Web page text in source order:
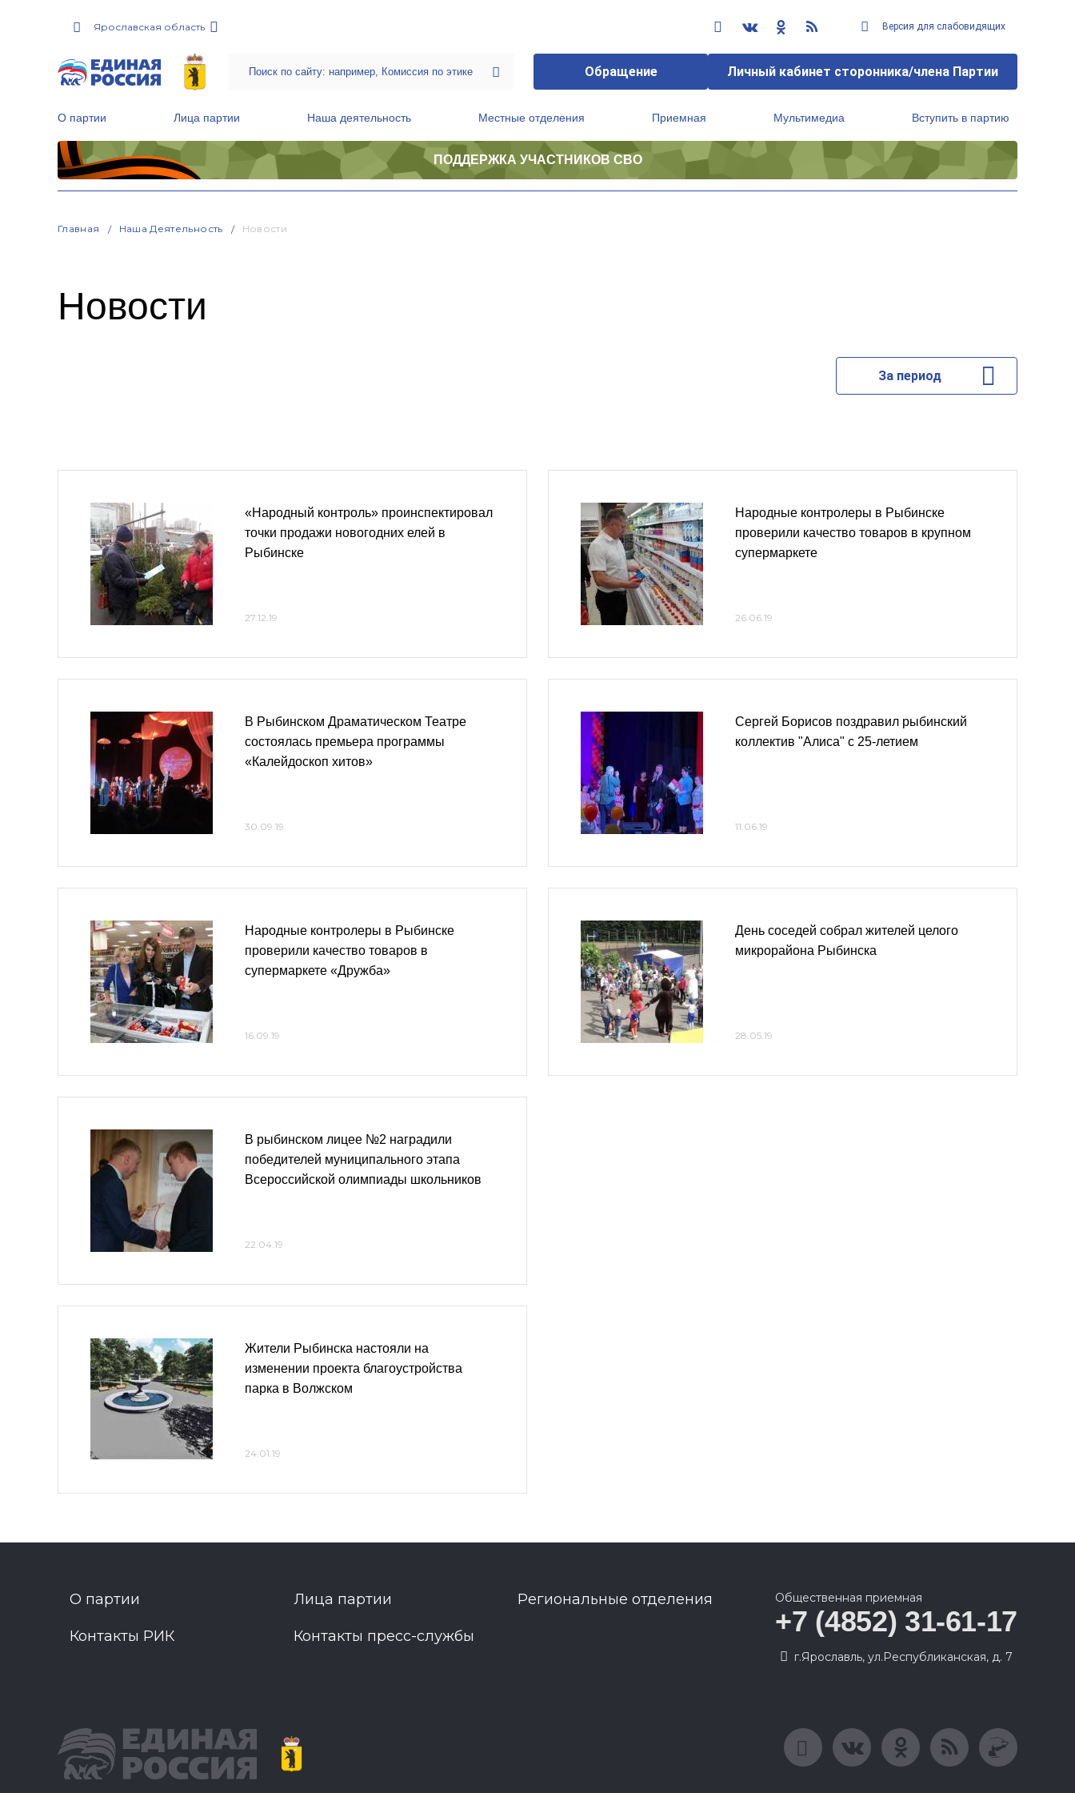
Ярославская область Версия для слабовидящих
Обращение Личный кабинет сторонника/члена Партии
О партии Лица партии Наша деятельность Местные отделения Приемная Мультимедиа Вступить в партию
ПОДДЕРЖКА УЧАСТНИКОВ СВО
Главная Наша Деятельность Новости
Новости
За период
«Народный контроль» проинспектировал
точки продажи новогодних елей в
Рыбинске
27.12.19
В Рыбинском Драматическом Театре
состоялась премьера программы
«Калейдоскоп хитов»
30.09.19
Народные контролеры в Рыбинске
проверили качество товаров в
супермаркете «Дружба»
16.09.19
Народные контролеры в Рыбинске
проверили качество товаров в крупном
супермаркете
26.06.19
Сергей Борисов поздравил рыбинский
коллектив "Алиса" с 25-летием
11.06.19
День соседей собрал жителей целого
микрорайона Рыбинска
28.05.19
В рыбинском лицее №2 наградили
победителей муниципального этапа
Всероссийской олимпиады школьников
22.04.19
Жители Рыбинска настояли на
изменении проекта благоустройства
парка в Волжском
24.01.19
О партии Лица партии Региональные отделения
Контакты РИК Контакты пресс-службы
Общественная приемная
+7 (4852) 31-61-17
г.Ярославль, ул.Республиканская, д. 7